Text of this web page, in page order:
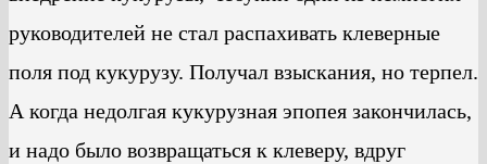
руководителей не стал распахивать клеверные
поля под кукурузу. Получал взыскания, но терпел.
А когда недолгая кукурузная эпопея закончилась,
и надо было возвращаться к клеверу, вдруг